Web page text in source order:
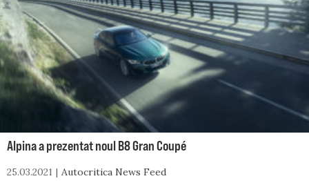
Alpina a prezentat noul B8 Gran Coupé
25.03.2021 Autocritica News Feed